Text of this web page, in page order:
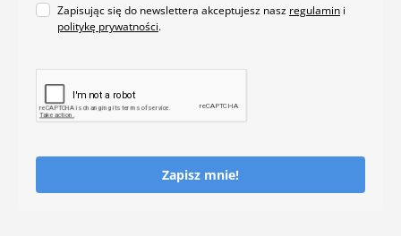
Zapisując się do newslettera akceptujesz nasz regulamin i
politykę prywatności.
Zapisz mnie!